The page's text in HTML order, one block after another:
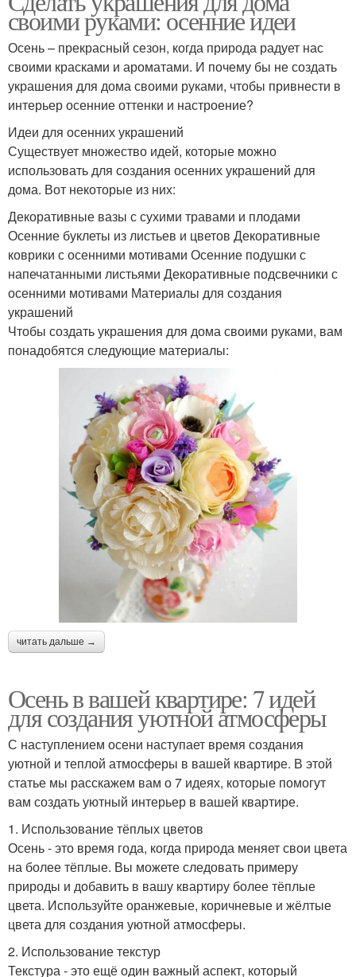
своими руками: осенние идеи
Осень – прекрасный сезон, когда природа радует нас
своими красками и ароматами. И почему бы не создать
украшения для дома своими руками, чтобы привнести в
интерьер осенние оттенки и настроение?
Идеи для осенних украшений
Существует множество идей, которые можно
использовать для создания осенних украшений для
дома. Вот некоторые из них:
Декоративные вазы с сухими травами и плодами
Осенние буклеты из листьев и цветов Декоративные
коврики с осенними мотивами Осенние подушки с
напечатанными листьями Декоративные подсвечники с
осенними мотивами Материалы для создания
украшений
Чтобы создать украшения для дома своими руками, вам
понадобятся следующие материалы:
читать дальше →
Осень в вашей квартире: 7 идей
для создания уютной атмосферы
С наступлением осени наступает время создания
уютной и теплой атмосферы в вашей квартире. В этой
статье мы расскажем вам о 7 идеях, которые помогут
вам создать уютный интерьер в вашей квартире.
1. Использование тёплых цветов
Осень - это время года, когда природа меняет свои цвета
на более тёплые. Вы можете следовать примеру
природы и добавить в вашу квартиру более тёплые
цвета. Используйте оранжевые, коричневые и жёлтые
цвета для создания уютной атмосферы.
2. Использование текстур
Текстура - это ещё один важный аспект, который